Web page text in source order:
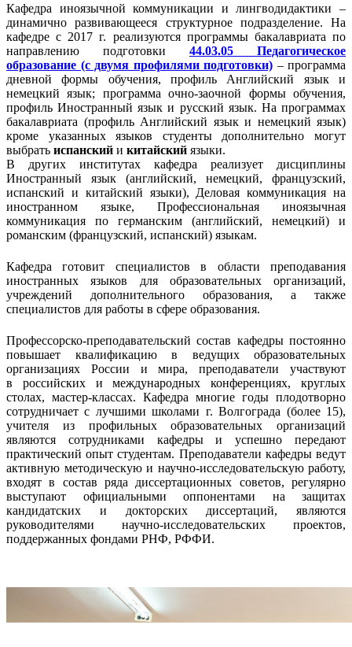
Кафедра иноязычной коммуникации и лингводидактики –
динамично развивающееся структурное подразделение. На
кафедре с 2017 г. реализуются программы бакалавриата по
направлению подготовки 44.03.05 Педагогическое
образование (с двумя профилями подготовки) – программа
дневной формы обучения, профиль Английский язык и
немецкий язык; программа очно-заочной формы обучения,
профиль Иностранный язык и русский язык. На программах
бакалавриата (профиль Английский язык и немецкий язык)
кроме указанных языков студенты дополнительно могут
выбрать испанский и китайский языки.
В других институтах кафедра реализует дисциплины
Иностранный язык (английский, немецкий, французский,
испанский и китайский языки), Деловая коммуникация на
иностранном языке, Профессиональная иноязычная
коммуникация по германским (английский, немецкий) и
романским (французский, испанский) языкам.
Кафедра готовит специалистов в области преподавания
иностранных языков для образовательных организаций,
учреждений дополнительного образования, а также
специалистов для работы в сфере образования.
Профессорско-преподавательский состав кафедры постоянно
повышает квалификацию в ведущих образовательных
организациях России и мира, преподаватели участвуют
в российских и международных конференциях, круглых
столах, мастер-классах. Кафедра многие годы плодотворно
сотрудничает с лучшими школами г. Волгограда (более 15),
учителя из профильных образовательных организаций
являются сотрудниками кафедры и успешно передают
практический опыт студентам. Преподаватели кафедры ведут
активную методическую и научно-исследовательскую работу,
входят в состав ряда диссертационных советов, регулярно
выступают официальными оппонентами на защитах
кандидатских и докторских диссертаций, являются
руководителями научно-исследовательских проектов,
поддержанных фондами РНФ, РФФИ.